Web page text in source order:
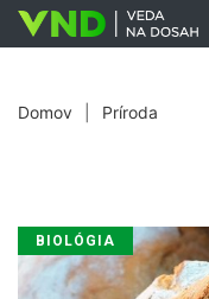
Domov Príroda
BIOLÓGIA